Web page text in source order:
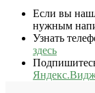
Если вы
нужным
Узнать
здесь